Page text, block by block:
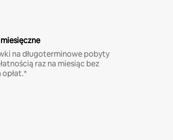
na długoterminowe pobyty
raz na miesiąc bez